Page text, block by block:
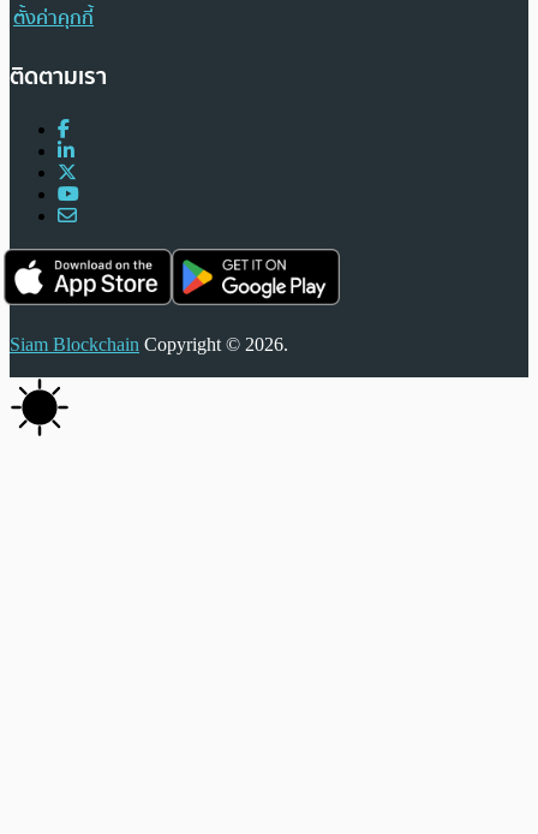
ตั้งค่าคุกกี้
ติดตามเรา
Siam Blockchain Copyright © 2026.